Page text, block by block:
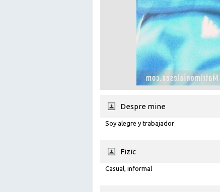
Despre mine
Soy alegre y trabajador
Fizic
Casual, informal